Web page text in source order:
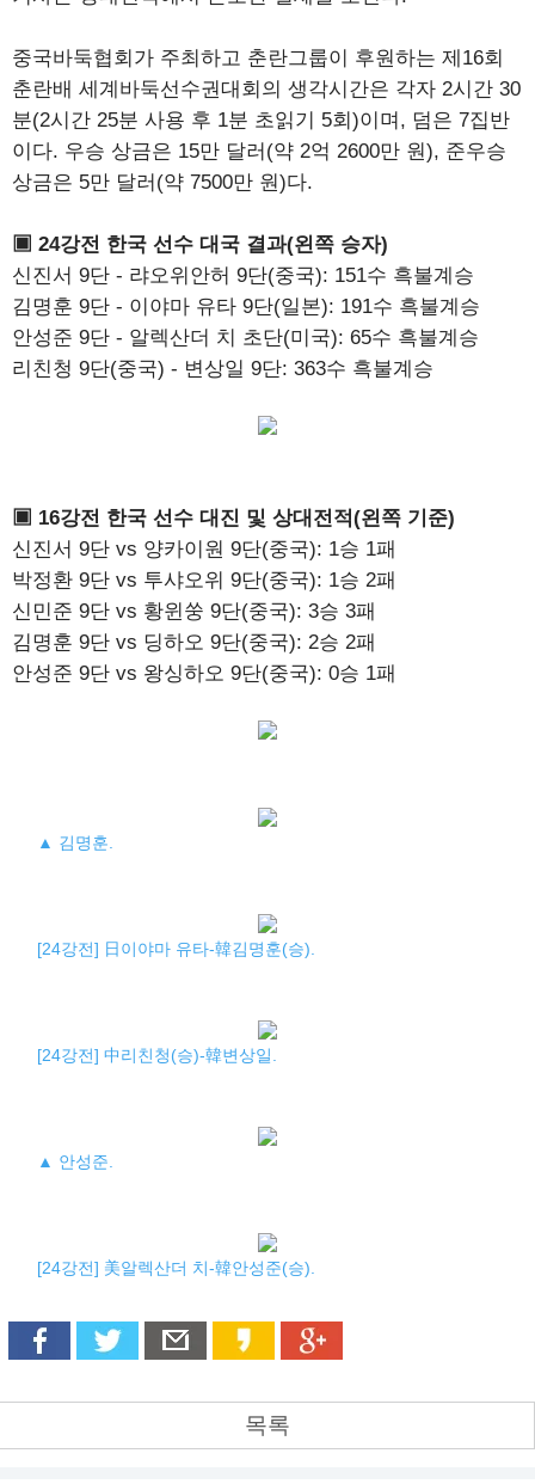
중국바둑협회가 주최하고 춘란그룹이 후원하는 제16회
춘란배 세계바둑선수권대회의 생각시간은 각자 2시간 30
분(2시간 25분 사용 후 1분 초읽기 5회)이며, 덤은 7집반
이다. 우승 상금은 15만 달러(약 2억 2600만 원), 준우승
상금은 5만 달러(약 7500만 원)다.
▣ 24강전 한국 선수 대국 결과(왼쪽 승자)
신진서 9단 - 랴오위안허 9단(중국): 151수 흑불계승
김명훈 9단 - 이야마 유타 9단(일본): 191수 흑불계승
안성준 9단 - 알렉산더 치 초단(미국): 65수 흑불계승
리친청 9단(중국) - 변상일 9단: 363수 흑불계승
▣ 16강전 한국 선수 대진 및 상대전적(왼쪽 기준)
신진서 9단 vs 양카이원 9단(중국): 1승 1패
박정환 9단 vs 투샤오위 9단(중국): 1승 2패
신민준 9단 vs 황윈쑹 9단(중국): 3승 3패
김명훈 9단 vs 딩하오 9단(중국): 2승 2패
안성준 9단 vs 왕싱하오 9단(중국): 0승 1패
▲ 김명훈.
[24강전] 日이야마 유타-韓김명훈(승).
[24강전] 中리친청(승)-韓변상일.
▲ 안성준.
[24강전] 美알렉산더 치-韓안성준(승).
목록